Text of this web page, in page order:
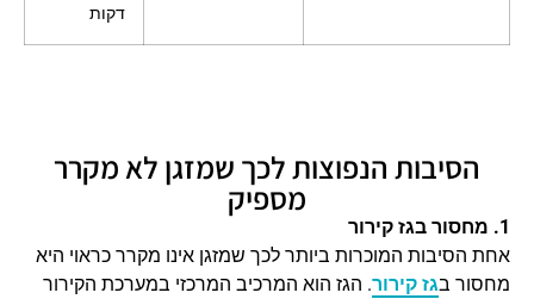
דקות
הסיבות הנפוצות לכך שמזגן לא מקרר
מספיק
1. מחסור בגז קירור
אחת הסיבות המוכרות ביותר לכך שמזגן אינו מקרר כראוי היא
מחסור בגז קירור. הגז הוא המרכיב המרכזי במערכת הקירור